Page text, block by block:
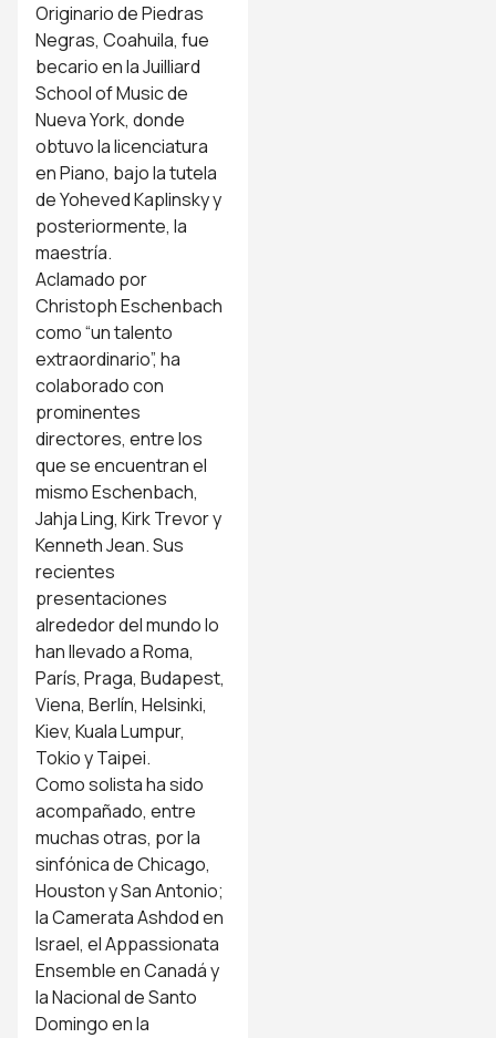
Originario de Piedras
Negras, Coahuila, fue
becario en la Juilliard
School of Music de
Nueva York, donde
obtuvo la licenciatura
en Piano, bajo la tutela
de Yoheved Kaplinsky y
posteriormente, la
maestría.
Aclamado por
Christoph Eschenbach
como “un talento
extraordinario”, ha
colaborado con
prominentes
directores, entre los
que se encuentran el
mismo Eschenbach,
Jahja Ling, Kirk Trevor y
Kenneth Jean. Sus
recientes
presentaciones
alrededor del mundo lo
han llevado a Roma,
París, Praga, Budapest,
Viena, Berlín, Helsinki,
Kiev, Kuala Lumpur,
Tokio y Taipei.
Como solista ha sido
acompañado, entre
muchas otras, por la
sinfónica de Chicago,
Houston y San Antonio;
la Camerata Ashdod en
Israel, el Appassionata
Ensemble en Canadá y
la Nacional de Santo
Domingo en la